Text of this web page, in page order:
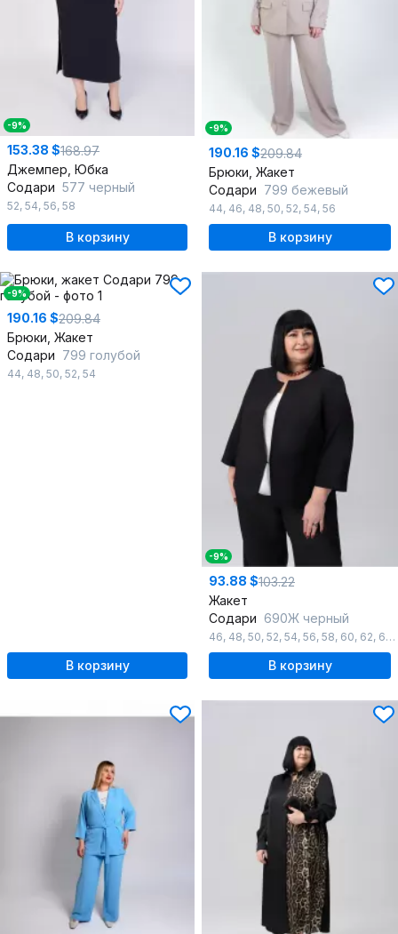
-9%
153.38 $168.97
Джемпер, Юбка
Содари 577 черный
52, 54, 56, 58
В корзину
-9%
190.16 $209.84
Брюки, Жакет
Содари 799 бежевый
44, 46, 48, 50, 52, 54, 56
В корзину
-9%
190.16 $209.84
Брюки, Жакет
Содари 799 голубой
44, 48, 50, 52, 54
В корзину
-9%
93.88 $103.22
Жакет
Содари 690Ж черный
46, 48, 50, 52, 54, 56, 58, 60, 62, 64 ,
В корзину